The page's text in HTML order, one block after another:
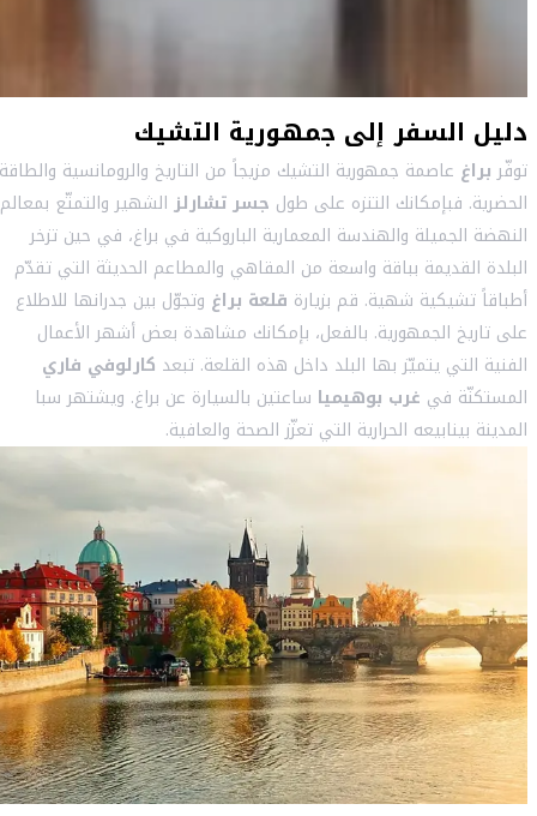
دليل السفر إلى جمهورية التشيك
توفّربراغ عاصمة جمهورية التشيك مزيجاً من التاريخ والرومانسية والطاقة
الحضرية. فبإمكانك التنزه على طول جسر تشارلز الشهير والتمتّع بمعالم
النهضة الجميلة والهندسة المعمارية الباروكية في براغ، في حين تزخر
البلدة القديمة بباقة واسعة من المقاهي والمطاعم الحديثة التي تقدّم
أطباقاً تشيكية شهية. قم بزيارة قلعة براغ وتجوّل بين جدرانها للاطلاع
على تاريخ الجمهورية. بالفعل، بإمكانك مشاهدة بعض أشهر الأعمال
الفنية التي يتميّز بها البلد داخل هذه القلعة. تبعد كارلوفي فاري
المستكنّة في غرب بوهيميا ساعتين بالسيارة عن براغ. ويشتهر سبا
المدينة بينابيعه الحرارية التي تعزّز الصحة والعافية.